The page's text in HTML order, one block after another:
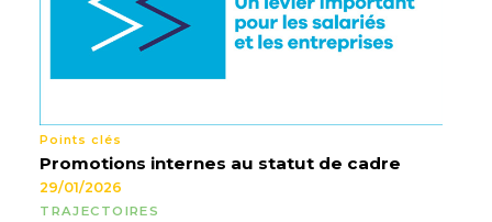
Points clés
Promotions internes au statut de cadre
29/01/2026
TRAJECTOIRES